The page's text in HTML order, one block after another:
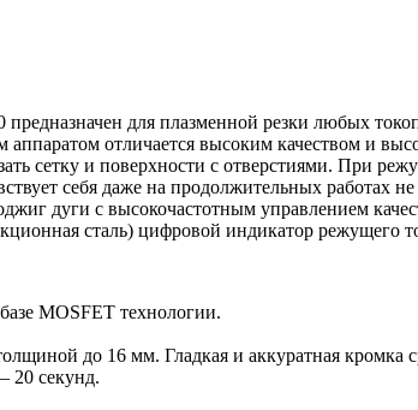
для плазменной резки любых
отличается высоким качеством и
сетку и поверхности с отверстиями. При
себя даже на продолжительных работах не
дуги с высокочастотным управлением
сталь) цифровой индикатор режущего
MOSFET технологии.
до 16 мм. Гладкая и аккуратная кромка
20 секунд.